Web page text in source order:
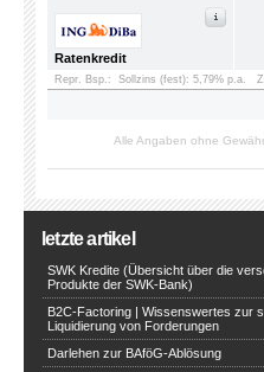
Ratenkredit
Repr. Bsp.: Sollzins (fest): 5,79% p.a.
Alle Angaben ohne
letzte artikel
SWK Kredite (Übersicht über die
Produkte der SWK-Bank)
B2C-Factoring | Wissenswertes zur
Liquidierung von Forderungen
Darlehen zur BAföG-Ablösung